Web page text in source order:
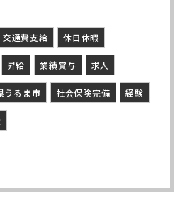
交通費支給 休日休暇
昇給 業績賞与 求人
うるま市 社会保険完備 経験